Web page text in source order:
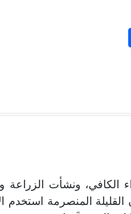
الكافي، ونشأت
المنصرمة